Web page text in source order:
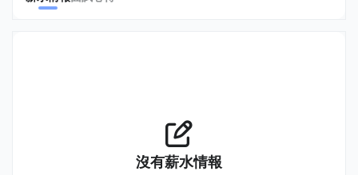
沒有薪水情報